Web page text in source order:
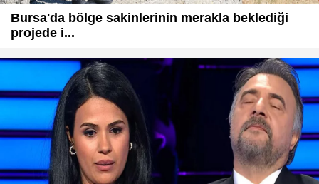
Bursa'da bölge sakinlerinin merakla beklediği
projede i...